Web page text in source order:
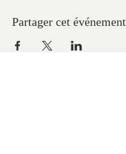
Partager cet événement